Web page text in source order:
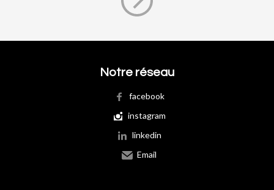
Notre réseau
facebook
instagram
linkedin
Email